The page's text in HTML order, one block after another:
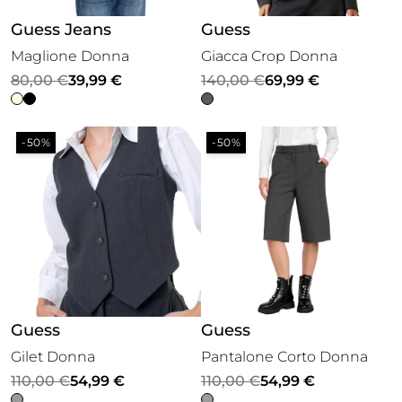
Guess Jeans
Maglione Donna
80,00€
Il
prezzo
originale
era:
80,00 €.
39,99 €
Il
prezzo
attuale
è:
39,99 €.
Guess
Giacca Crop Donna
140,00€
Il
prezzo
originale
era:
140,00 €.
69,99 €
Il
prezzo
attuale
è:
-50%
Guess
Gilet Donna
110,00€
Il
54,99 €
Il
-50%
Guess
Pantalone Corto Donna
110,00€
Il
54,99 €
Il